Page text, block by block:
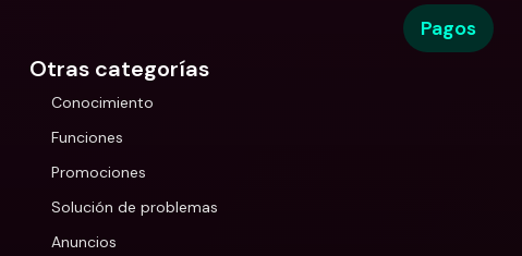
Pagos
Otras categorías
Conocimiento
Funciones
Promociones
Solución de problemas
Anuncios